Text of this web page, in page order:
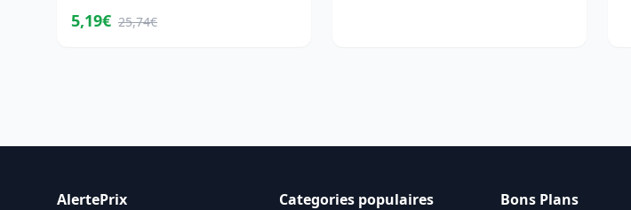
5,19€ 25,74€
AlertePrix Categories populaires Bons Plans